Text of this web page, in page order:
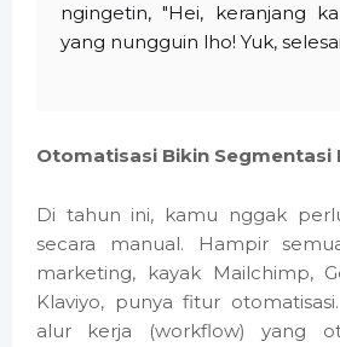
ngingetin, "Hei, keranjang
yang nungguin lho! Yuk,
Otomatisasi Bikin Segmentasi
Di tahun ini, kamu nggak
secara manual. Hampir
marketing, kayak Mailchimp,
Klaviyo, punya fitur
alur kerja (workflow) yang